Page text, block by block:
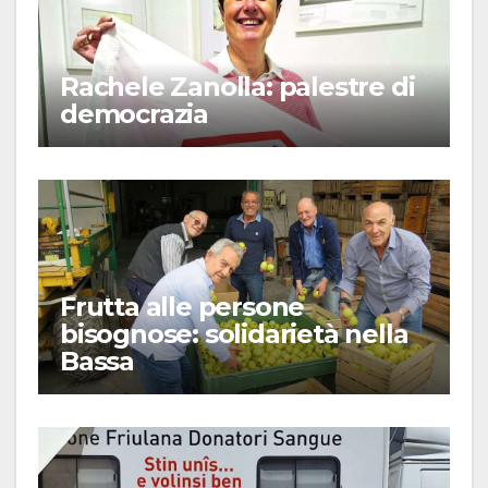
Rachele Zanolla: palestre di
democrazia
Frutta alle persone
bisognose: solidarietà nella
Bassa